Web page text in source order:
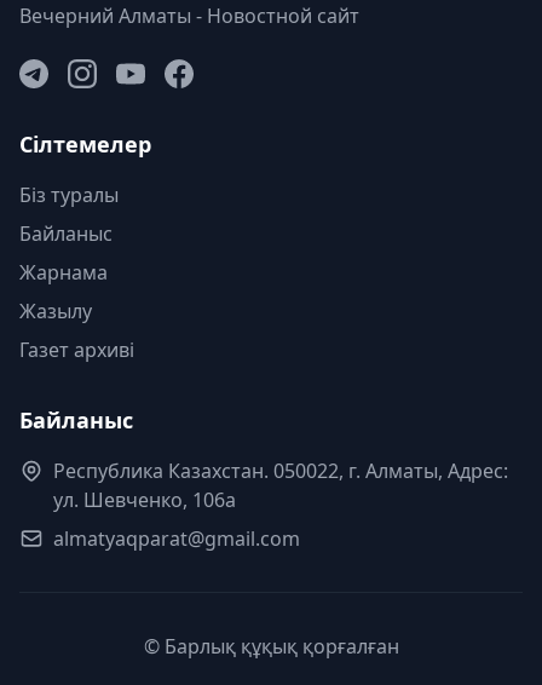
Вечерний Алматы - Новостной сайт
Сілтемелер
Біз туралы
Байланыс
Жарнама
Жазылу
Газет архиві
Байланыс
Республика Казахстан. 050022, г. Алматы, Адрес:
ул. Шевченко, 106а
almatyaqparat@gmail.com
© Барлық құқық қорғалған